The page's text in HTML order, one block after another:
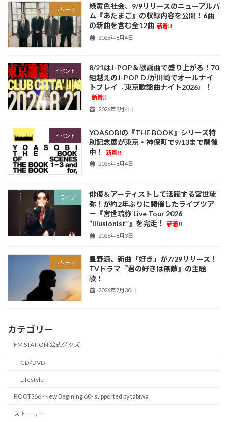
リリース
緑黄色社会、9/9リリースのニューアルバ
ム『あたまご』の収録内容を公開！6曲
の新曲を含む全12曲 新着!!
2026年8月4日
イベント
8/21はJ-POP＆歌謡曲で盛り上がる！70
組越えのJ-POP DJが川崎でオールナイ
トプレイ『東京歌謡曲ナイト2026』！
新着!!
2026年8月4日
イベント
YOASOBIの『THE BOOK』シリーズ特
別記念展が東京・神保町で9/13まで開催
中！
新着!!
2026年8月4日
ライブ
俳優＆アーティストして活躍する宮世琉
弥！が約2年ぶりに開催したライブツア
ー『宮世琉弥 Live Tour 2026
“Illusionist”』を完走！
新着!!
2026年8月3日
リリース
星野源、新曲「好き」が7/29リリース！
TVドラマ『君の好きは無敵』の主題
歌！
2026年7月30日
カテゴリー
FM STATION 公式グッズ
CD/DVD
Lifestyle
ROOTS66 -New Begining 60- supported by tabiwa
ストーリー